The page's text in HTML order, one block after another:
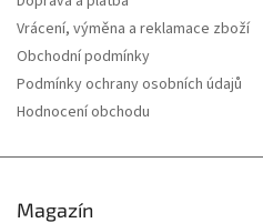
Vrácení, výměna a reklamace zboží
Obchodní podmínky
Podmínky ochrany osobních údajů
Hodnocení obchodu
Magazín